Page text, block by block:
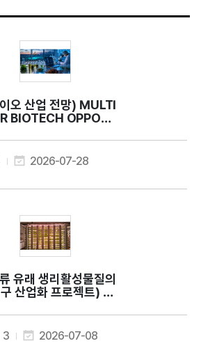
BIOTECH OPPORT
2026-07-28
산업화 프로젝트) C
3 2026-07-08